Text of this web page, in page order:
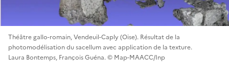
Théâtre gallo-romain, Vendeuil-Caply (Oise). Résultat de la
photomodélisation du sacellum avec application de la texture.
Laura Bontemps, François Guéna. © Map-MAACC/Inp